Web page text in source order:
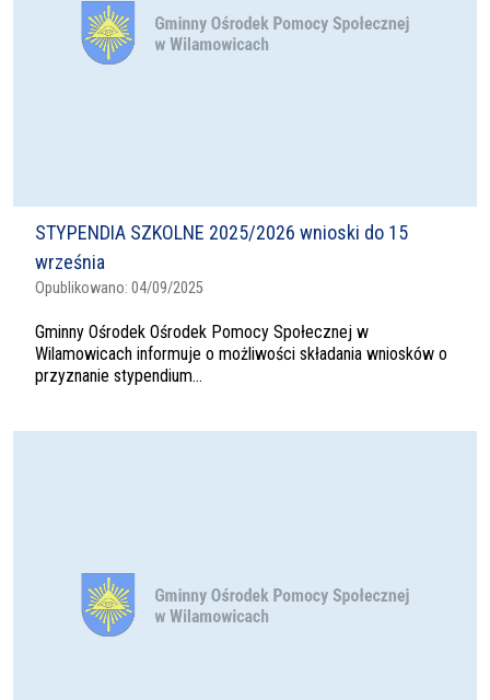
STYPENDIA SZKOLNE 2025/2026 wnioski do 15
września
Opublikowano: 04/09/2025
Gminny Ośrodek Ośrodek Pomocy Społecznej w
Wilamowicach informuje o możliwości składania wniosków o
przyznanie stypendium...